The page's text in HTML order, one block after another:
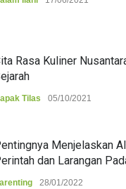
Rasa Kuliner
Tilas 05/10/2021
Menjelaskan
dan Larangan
28/01/2022